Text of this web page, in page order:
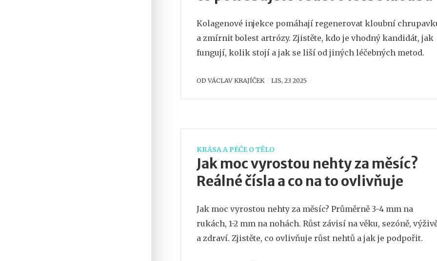
Kolagenové injekce pomáhají regenerovat kloubní
a zmírnit bolest artrózy. Zjistěte, kdo je vhodný kandidát, jak
fungují, kolik stojí a jak se liší od jiných léčebných metod.
ODVÁCLAV KRAJÍČEK LIS, 23 2025
KRÁSA A PÉČE O TĚLO
Jak moc vyrostou nehty za měsíc?
Reálné čísla a co na to ovlivňuje
Jak moc vyrostou nehty za měsíc? Průměrně 3-4 mm na
rukách, 1-2 mm na nohách. Růst závisí na věku, sezóně,
a zdraví. Zjistěte, co ovlivňuje růst nehtů a jak je podpořit.